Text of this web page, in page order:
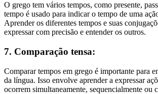
O grego tem vários tempos, como presente,
tempo é usado para indicar o tempo de uma
Aprender os diferentes tempos e suas
expressar com precisão e entender os outros.
7. Comparação tensa:
Comparar tempos em grego é importante para
da língua. Isso envolve aprender a expressar
ocorrem simultaneamente, sequencialmente ou